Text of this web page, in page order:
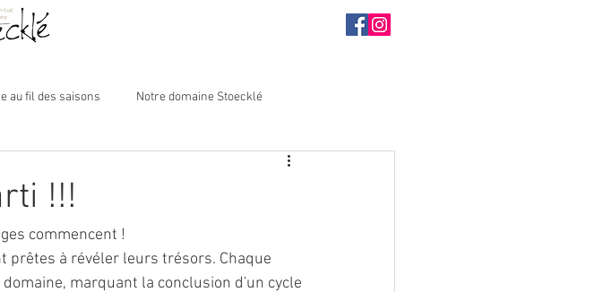
au fil des saisons Notre domaine Stoecklé
!!!
commencent !
prêtes à révéler leurs trésors. Chaque
marquant la conclusion d'un cycle